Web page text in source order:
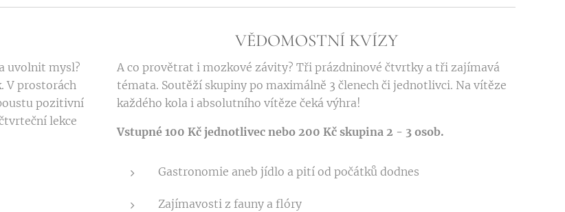
uvolnit mysl?
V prostorách
pozitivní
lekce
VĚDOMOSTNÍ KVÍZY
A co provětrat i mozkové závity? Tři prázdninové čtvrtky a tři zajímavá
témata. Soutěží skupiny po maximálně 3 členech či jednotlivci. Na vítěze
každého kola i absolutního vítěze čeká výhra!
Vstupné 100 Kč jednotlivec nebo 200 Kč skupina 2 - 3 osob.
Gastronomie aneb jídlo a pití od počátků dodnes
Zajímavosti z fauny a flóry